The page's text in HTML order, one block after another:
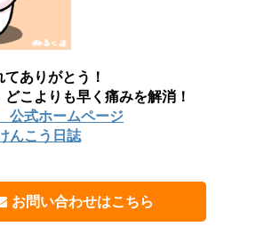
ありがとう！
こよりも早く痛みを解消！
公式ホームページ
んこう日誌
お問い合わせはこちら